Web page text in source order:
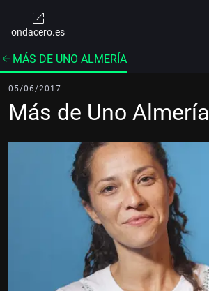
ondacero.es
MÁS DE UNO ALMERÍA
05/06/2017
Más de Uno Almería